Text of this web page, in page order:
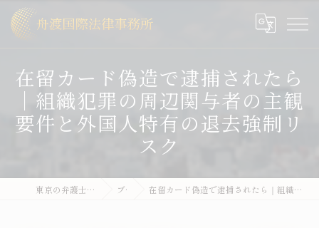
在留カード偽造で逮捕されたら
｜組織犯罪の周辺関与者の主観
要件と外国人特有の退去強制リ
スク
東京の弁護士なら舟渡国際法律事務所 ブログ 在留カード偽造で逮捕されたら｜組織犯罪の周辺関与者の主観要件と外国人特有の退去強制リスク